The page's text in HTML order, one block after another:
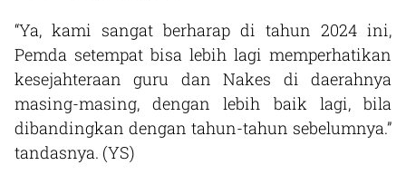
“Ya, kami sangat berharap di tahun 2024 ini,
Pemda setempat bisa lebih lagi memperhatikan
kesejahteraan guru dan Nakes di daerahnya
masing-masing, dengan lebih baik lagi, bila
dibandingkan dengan tahun-tahun sebelumnya.”
tandasnya. (YS)